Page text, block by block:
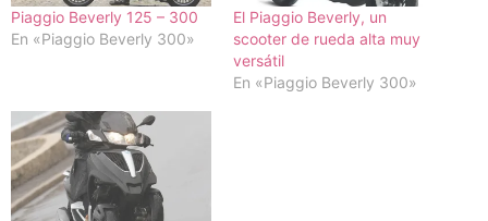
Piaggio Beverly 125 – 300
En «Piaggio Beverly 300»
El Piaggio Beverly, un
scooter de rueda alta muy
versátil
En «Piaggio Beverly 300»